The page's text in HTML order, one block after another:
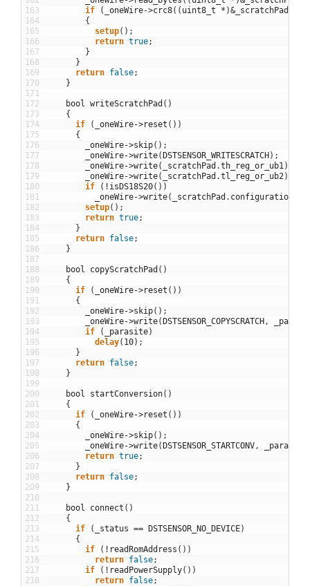
163
164
165
166
167
168
169
170
171
172
173
174
175
176
177
178
179
180
181
182
183
184
185
186
187
188
189
190
191
192
193
194
195
196
197
198
199
200
201
202
203
204
205
206
207
208
209
210
211
212
213
214
215
216
217
218
if
( _oneWire->crc8( ( uint8_t * )& _scratchPad
{
setup( ) ;
return true;
}
}
return false;
}
bool writeScratchPad ( )
{
if
( _oneWire->reset ( ) )
{
_oneWire->skip( ) ;
_oneWire->write(DSTSENSOR_WRITESCRATCH) ;
_oneWire->write( _scratchPad .th_reg_or_ub1 )
_oneWire->write( _scratchPad .tl_reg_or_ub2 )
if
( ! isDS18S20( ) )
_oneWire->write( _scratchPad . configuration
setup( ) ;
return true;
}
return false;
}
bool copyScratchPad ( )
{
if
( _oneWire->reset ( ) )
{
_oneWire->skip( ) ;
_oneWire->write(DSTSENSOR_COPYSCRATCH ,
if
( _parasite)
delay( 10) ;
}
return false;
}
bool startConversion( )
{
if
( _oneWire->reset ( ) )
{
_oneWire->skip( ) ;
_oneWire->write(DSTSENSOR_STARTCONV , _parasite
return true;
}
return false;
}
bool connect ( )
{
if
( _status == DSTSENSOR_NO_DEVICE)
{
if
( ! readRomAddress ( ) )
return false;
if
( ! readPowerSupply( ) )
return false;